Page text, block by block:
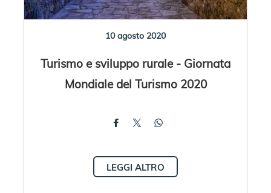
10 agosto 2020
Turismo e sviluppo rurale - Giornata
Mondiale del Turismo 2020
LEGGI ALTRO